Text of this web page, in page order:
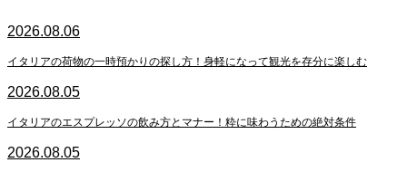
2026.08.06
イタリアの荷物の一時預かりの探し方！身軽になって観光を存分に楽しむ
2026.08.05
イタリアのエスプレッソの飲み方とマナー！粋に味わうための絶対条件
2026.08.05